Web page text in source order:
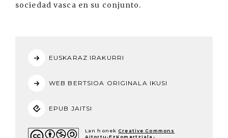
sociedad vasca en su conjunto.
EUSKARAZ IRAKURRI
WEB BERTSIOA ORIGINALA IKUSI
EPUB JAITSI
Lan honek Creative Commons